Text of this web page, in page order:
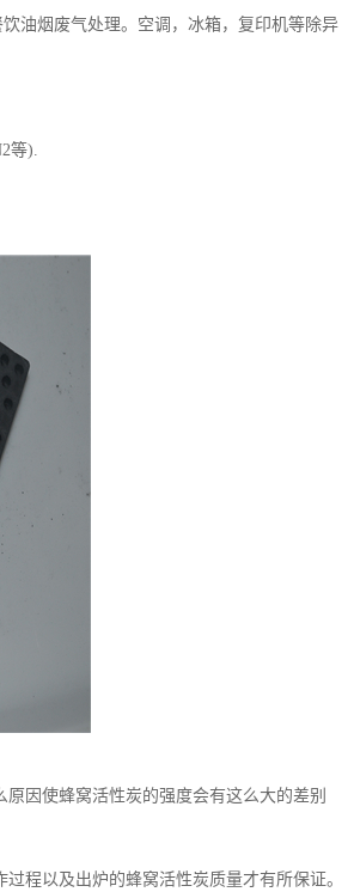
油烟废气处理。空调，冰箱，复印机等除异
等).
因使蜂窝活性炭的强度会有这么大的差别
程以及出炉的蜂窝活性炭质量才有所保证。